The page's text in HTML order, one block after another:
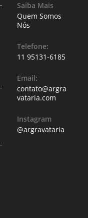
Saiba Mais
Quem Somos
Nós
Telefone:
11 95131-6185
Email:
contato@argra
vataria.com
Instagram
@argravataria